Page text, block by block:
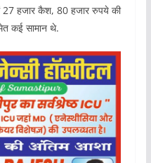
27 हजार कैश, 80 हजार रुपये की
कई सामान थे.